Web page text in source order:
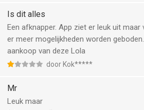
Is dit alles
Een afknapper. App ziet er leuk uit
er meer mogelijkheden worden
aankoop van deze Lola
door Kok*****
Mr
Leuk maar